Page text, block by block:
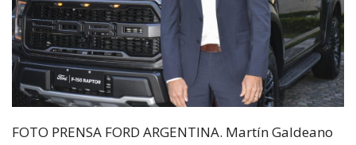
FOTO PRENSA FORD ARGENTINA. Martín Galdeano